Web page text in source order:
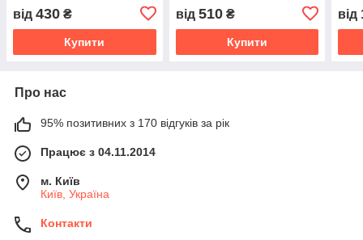
талісман
від 430 ₴
Купити
талісман
від 510₴
Купити
від
Про нас
95% позитивних з 170 відгуків за рік
Працює з 04.11.2014
м. Київ
Київ, Україна
Контакти